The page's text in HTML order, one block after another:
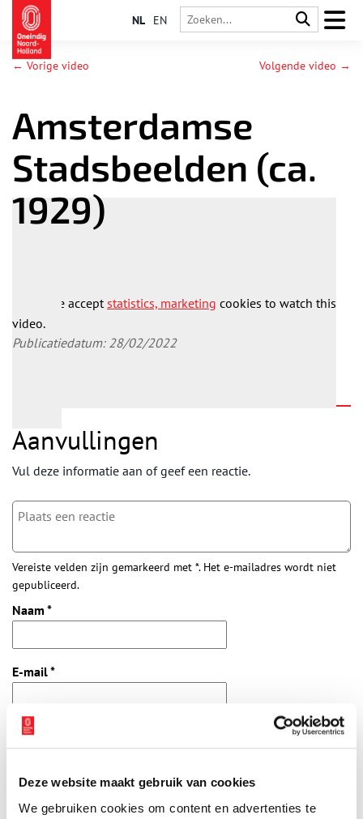
Deze website maakt gebruik van cookies
We gebruiken cookies om content en advertenties te
NL EN
← Vorige video Volgende video →
Amsterdamse
Stadsbeelden (ca.
1929)
Please acceptstatistics, marketing cookies to watch this
video.
Publicatiedatum: 28/02/2022
Aanvullingen
Vul deze informatie aan of geef een reactie.
Vereiste velden zijn gemarkeerd met *. Het e-mailadres wordt niet
gepubliceerd.
Naam *
E-mail*
Vink dit aan als u op de hoogte gehouden wil worden.